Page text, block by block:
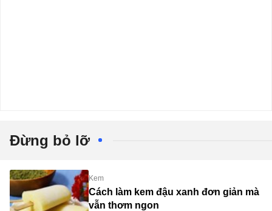
Đừng bỏ lỡ
Kem
Cách làm kem đậu xanh đơn giản mà
vẫn thơm ngon